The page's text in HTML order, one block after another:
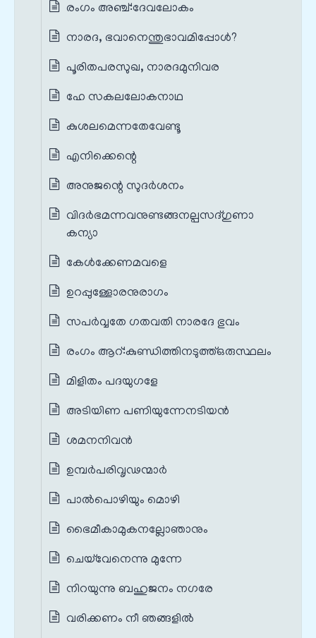
രംഗം അഞ്ച്‌:ദേവലോകം
നാരദ, ഭവാനെന്തുഭാവമിപ്പോൾ?
പൂരിതപരസുഖ, നാരദമുനിവര
ഹേ സകലലോകനാഥ
കുശലമെന്നതേവേണ്ടൂ
എനിക്കെന്റെ
അനുജന്റെ സുദർശനം
വിദർഭമന്നവനുണ്ടങ്ങനല്പസദ്ഗുണാ
കന്യാ
കേൾക്കേണമവളെ
ഉറപ്പുള്ളോരനുരാഗം
സപർവ്വതേ ഗതവതി നാരദേ ഭുവം
രംഗം ആറ്‌:കുണ്ഡിത്തിനടുത്ത്‌ഒരുസ്ഥലം
മിളിതം പദയുഗളേ
അടിയിണ പണിയുന്നേനടിയൻ
ശമനനിവൻ
ഉമ്പർപരിവൃഢന്മാർ
പാൽപൊഴിയും മൊഴി
ഭൈമീകാമുകനല്ലോഞാനും
ചെയ്‌വേനെന്നു മുന്നേ
നിറയുന്നു ബഹുജനം നഗരേ
വരിക്കണം നീ ഞങ്ങളിൽ